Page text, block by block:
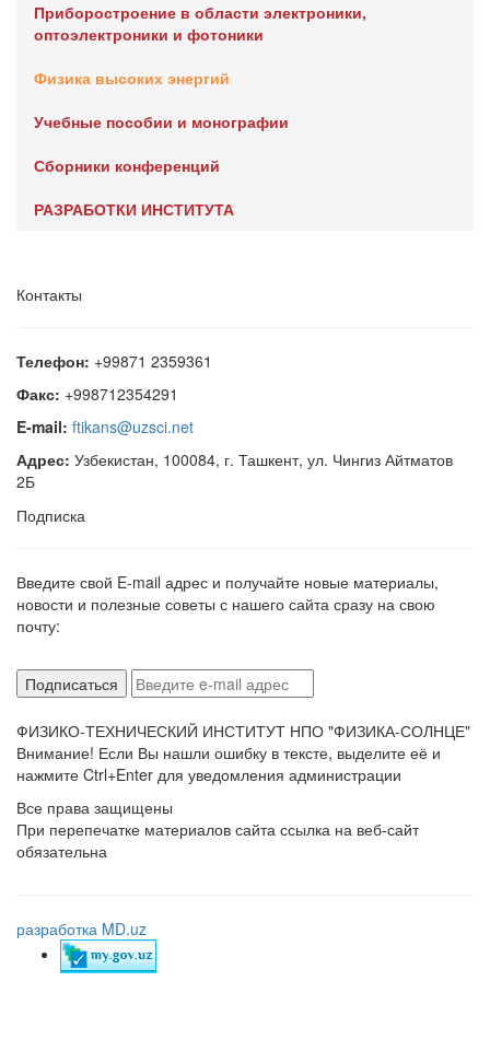
Приборостроение в области электроники,
оптоэлектроники и фотоники
Физика высоких энергий
Учебные пособии и монографии
Сборники конференций
РАЗРАБОТКИ ИНСТИТУТА
Контакты
Телефон: +99871 2359361
Факс: +998712354291
E-mail: ftikans@uzsci.net
Адрес: Узбекистан, 100084, г. Ташкент, ул. Чингиз Айтматов
2Б
Подписка
Введите свой E-mail адрес и получайте новые материалы,
новости и полезные советы с нашего сайта сразу на свою
почту:
ФИЗИКО-ТЕХНИЧЕСКИЙ ИНСТИТУТ НПО "ФИЗИКА-СОЛНЦЕ"
Внимание! Если Вы нашли ошибку в тексте, выделите её и
нажмите Ctrl+Enter для уведомления администрации
Все права защищены
При перепечатке материалов сайта ссылка на веб-сайт
обязательна
разработка MD.uz